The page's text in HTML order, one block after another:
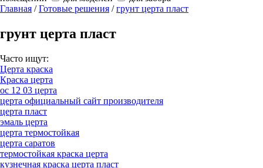
Главная /Готовые решения /грунт церта пласт
грунт церта пласт
Часто ищут:
Церта краска
Краска церта
ос 12 03 церта
церта официальный сайт производителя
церта пласт
эмаль церта
церта термостойкая
церта саратов
термостойкая краска церта
кузнечная краска церта пласт